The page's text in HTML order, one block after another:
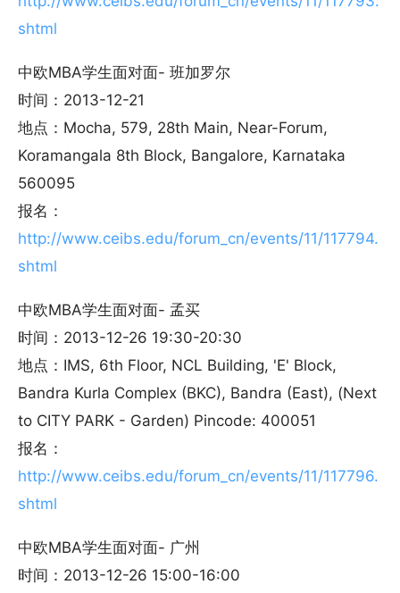
shtml
中欧MBA学生面对面- 班加罗尔
时间：2013-12-21
地点：Mocha, 579, 28th Main, Near-Forum,
Koramangala 8th Block, Bangalore, Karnataka
560095
报名：
http://www.ceibs.edu/forum_cn/events/11/117794.
shtml
中欧MBA学生面对面- 孟买
时间：2013-12-26 19:30-20:30
地点：IMS, 6th Floor, NCL Building, 'E' Block,
Bandra Kurla Complex (BKC), Bandra (East), (Next
to CITY PARK - Garden) Pincode: 400051
报名：
http://www.ceibs.edu/forum_cn/events/11/117796.
shtml
中欧MBA学生面对面- 广州
时间：2013-12-26 15:00-16:00